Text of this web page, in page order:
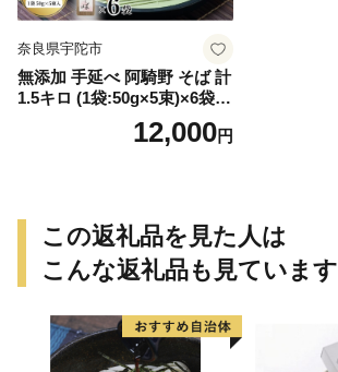
奈良県宇陀市
無添加 手延べ 阿騎野 そば 計
1.5キロ (1袋:50g×5束)×6袋／
蕎麦 麺 保存食 年越しそば お
取り寄せ ギフト 芳岡 奈良県
12,000円
この返礼品を見た人は
こんな返礼品も見ています